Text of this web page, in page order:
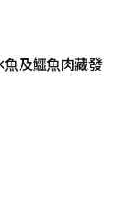
及鱷魚肉藏發